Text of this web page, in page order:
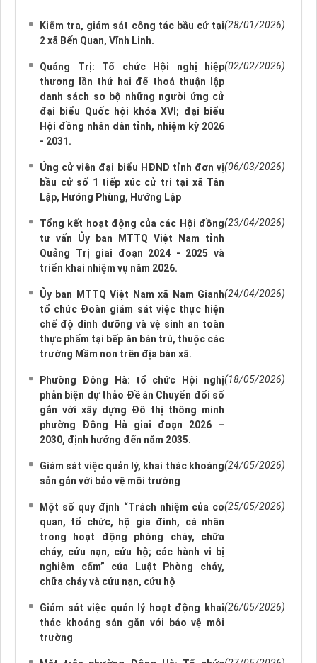
Kiểm tra, giám sát công tác bầu cử tại
2 xã Bến Quan, Vĩnh Linh.
(28/01/2026)
Quảng Trị: Tổ chức Hội nghị hiệp
thương lần thứ hai để thoả thuận lập
danh sách sơ bộ những người ứng cử
đại biểu Quốc hội khóa XVI; đại biểu
Hội đồng nhân dân tỉnh, nhiệm kỳ 2026
- 2031.
(02/02/2026)
Ứng cử viên đại biểu HĐND tỉnh đơn vị
bầu cử số 1 tiếp xúc cử tri tại xã Tân
Lập, Hướng Phùng, Hướng Lập
(06/03/2026)
Tổng kết hoạt động của các Hội đồng
tư vấn Ủy ban MTTQ Việt Nam tỉnh
Quảng Trị giai đoạn 2024 - 2025 và
triển khai nhiệm vụ năm 2026.
(23/04/2026)
Ủy ban MTTQ Việt Nam xã Nam Gianh
tổ chức Đoàn giám sát việc thực hiện
chế độ dinh dưỡng và vệ sinh an toàn
thực phẩm tại bếp ăn bán trú, thuộc các
trường Mầm non trên địa bàn xã.
(24/04/2026)
Phường Đông Hà: tổ chức Hội nghị
phản biện dự thảo Đề án Chuyển đổi số
gắn với xây dựng Đô thị thông minh
phường Đông Hà giai đoạn 2026 –
2030, định hướng đến năm 2035.
(18/05/2026)
Giám sát việc quản lý, khai thác khoáng
sản gắn với bảo vệ môi trường
(24/05/2026)
Một số quy định “Trách nhiệm của cơ
quan, tổ chức, hộ gia đình, cá nhân
trong hoạt động phòng cháy, chữa
cháy, cứu nạn, cứu hộ; các hành vi bị
nghiêm cấm” của Luật Phòng cháy,
chữa cháy và cứu nạn, cứu hộ
(25/05/2026)
Giám sát việc quản lý hoạt động khai
thác khoáng sản gắn với bảo vệ môi
trường
(26/05/2026)